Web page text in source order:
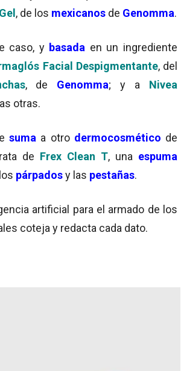
, de los mexicanos de Genomma.
caso, y basada en un ingrediente
Facial Despigmentante, del
, de Genomma; y a Nivea
otras.
suma a otro dermocosmético de
de Frex Clean T, una espuma
párpadosy las pestañas.
artificial para el armado de los
coteja y redacta cada dato.